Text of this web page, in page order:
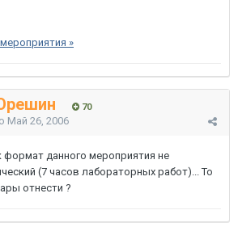
»
70
Май 26, 2006
формат данного мероприятия не
(7 часов лабораторных работ)... То
отнести ?